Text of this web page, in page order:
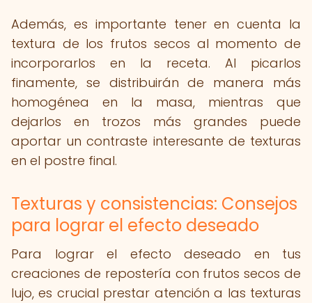
Además, es importante tener en cuenta la
textura de los frutos secos al momento de
incorporarlos en la receta. Al picarlos
finamente, se distribuirán de manera más
homogénea en la masa, mientras que
dejarlos en trozos más grandes puede
aportar un contraste interesante de texturas
en el postre final.
Texturas y consistencias: Consejos
para lograr el efecto deseado
Para lograr el efecto deseado en tus
creaciones de repostería con frutos secos de
lujo, es crucial prestar atención a las texturas